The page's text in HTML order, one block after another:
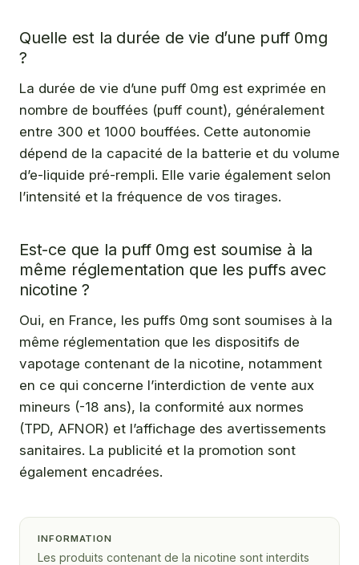
Quelle est la durée de vie d’une puff 0mg
?
La durée de vie d’une puff 0mg est exprimée en
nombre de bouffées (puff count), généralement
entre 300 et 1000 bouffées. Cette autonomie
dépend de la capacité de la batterie et du volume
d’e-liquide pré-rempli. Elle varie également selon
l’intensité et la fréquence de vos tirages.
Est-ce que la puff 0mg est soumise à la
même réglementation que les puffs avec
nicotine ?
Oui, en France, les puffs 0mg sont soumises à la
même réglementation que les dispositifs de
vapotage contenant de la nicotine, notamment
en ce qui concerne l’interdiction de vente aux
mineurs (-18 ans), la conformité aux normes
(TPD, AFNOR) et l’affichage des avertissements
sanitaires. La publicité et la promotion sont
également encadrées.
INFORMATION
Les produits contenant de la nicotine sont interdits